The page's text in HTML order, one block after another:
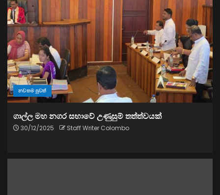
නවතම පුවත්
ගාල්ල මහ නගර සභාවේ උණුසුම් තත්ත්වයක්
30/12/2025 Staff Writer Colombo